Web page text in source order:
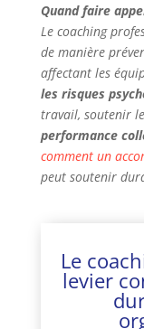
Quand faire
Le coaching
de manière
affectant les
les risques
travail, soutenir
performance
comment un
peut soutenir
Le
levier